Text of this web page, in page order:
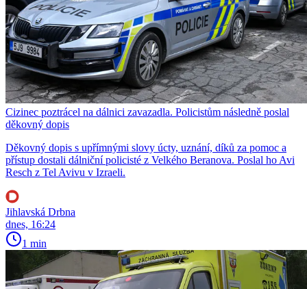
Cizinec poztrácel na dálnici zavazadla. Policistům následně poslal
děkovný dopis
Děkovný dopis s upřímnými slovy úcty, uznání, díků za pomoc a
přístup dostali dálniční policisté z Velkého Beranova. Poslal ho Avi
Resch z Tel Avivu v Izraeli.
Jihlavská Drbna
dnes, 16:24
1 min